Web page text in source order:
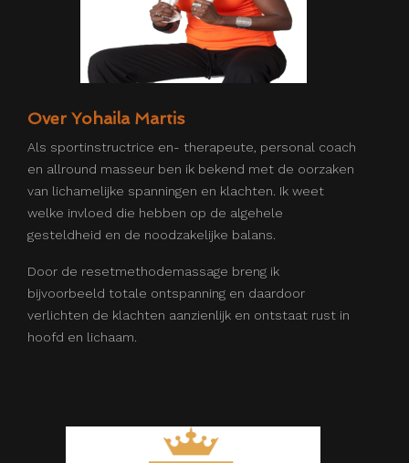
Over Yohaila Martis
Als sportinstructrice en- therapeute, personal coach
en allround masseur ben ik bekend met de oorzaken
van lichamelijke spanningen en klachten. Ik weet
welke invloed die hebben op de algehele
gesteldheid en de noodzakelijke balans.
Door de resetmethodemassage breng ik
bijvoorbeeld totale ontspanning en daardoor
verlichten de klachten aanzienlijk en ontstaat rust in
hoofd en lichaam.